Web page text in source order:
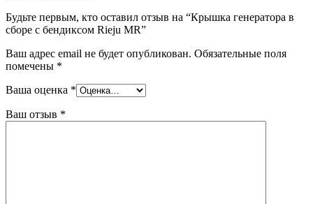
Будьте первым, кто оставил отзыв на “Крышка генератора в
сборе с бендиксом Rieju MR”
Ваш адрес email не будет опубликован. Обязательные поля
помечены *
Ваша оценка *
Ваш отзыв *